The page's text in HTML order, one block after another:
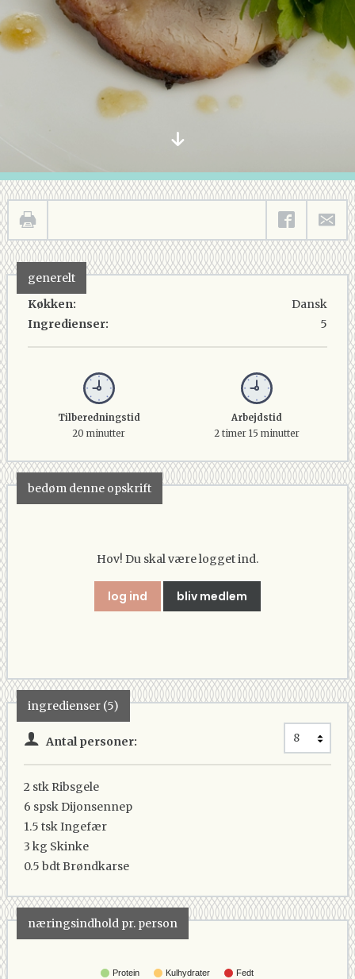
generelt
Køkken:
Ingredienser:
Dansk
5
Tilberedningstid
20 minutter
Arbejdstid
2 timer 15 minutter
bedøm denne opskrift
Hov! Du skal være logget ind.
log ind bliv medlem
ingredienser (5)
Antal personer:
2 stk Ribsgele
6 spskDijonsennep
1.5 tskIngefær
3 kg Skinke
0.5 bdtBrøndkarse
næringsindhold pr. person
Protein Kulhydrater Fedt